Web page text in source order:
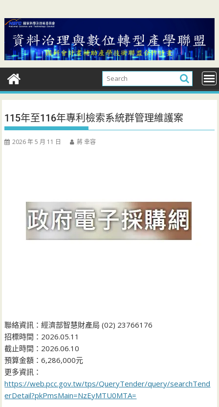
to
content
115年至116年專利檢索系統群管理維護案
2026 年 5 月 11 日 蔣 幸容
聯絡資訊：經濟部智慧財產局 (02) 23766176
招標時間：2026.05.11
截止時間：2026.06.10
預算金額：6,286,000元
更多資訊：
https://web.pcc.gov.tw/tps/QueryTender/query/searchTend
erDetail?pkPmsMain=NzEyMTU0MTA=